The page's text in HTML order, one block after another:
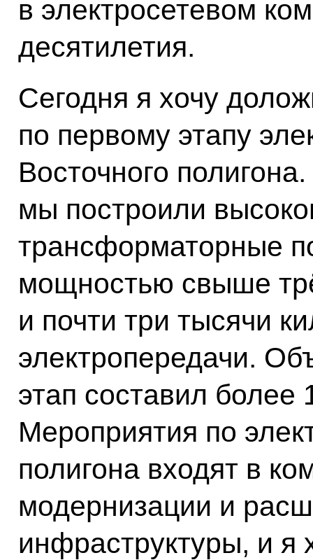
в электросетевом
десятилетия.
Сегодня я хочу
по первому этапу
Восточного
мы построили
трансформаторные
мощностью свыше
и почти три тысячи
электропередачи.
этап составил
Мероприятия по
полигона входят в
модернизации и
инфраструктуры, и я